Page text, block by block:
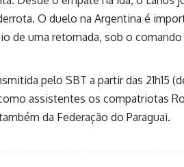
O duelo na Argentina é
de uma retomada, sob o
pelo SBT a partir das 21h15
assistentes os compatriotas
da Federação do Paraguai.